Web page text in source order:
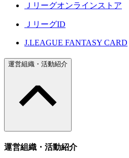
Ｊリーグオンラインストア
ＪリーグID
J.LEAGUE FANTASY CARD
運営組織・活動紹介
運営組織・活動紹介